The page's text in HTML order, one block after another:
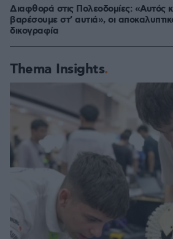
Διαφθορά στις Πολεοδομίες: «Αυτός
βαρέσουμε στ’ αυτιά», οι
δικογραφία
Thema Insights